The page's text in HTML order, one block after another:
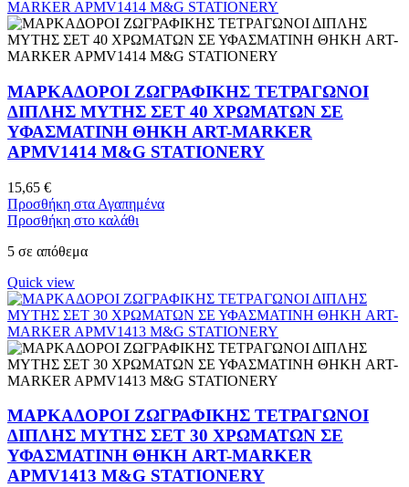
ΜΑΡΚΑΔΟΡΟΙ ΖΩΓΡΑΦΙΚΗΣ ΤΕΤΡΑΓΩΝΟΙ
ΔΙΠΛΗΣ ΜΥΤΗΣ ΣΕΤ 40 ΧΡΩΜΑΤΩΝ ΣΕ
ΥΦΑΣΜΑΤΙΝΗ ΘΗΚΗ ART-MARKER
APMV1414 M&G STATIONERY
15,65 €
Προσθήκη στα Αγαπημένα
Προσθήκη στο καλάθι
5 σε απόθεμα
Quick view
ΜΑΡΚΑΔΟΡΟΙ ΖΩΓΡΑΦΙΚΗΣ ΤΕΤΡΑΓΩΝΟΙ
ΔΙΠΛΗΣ ΜΥΤΗΣ ΣΕΤ 30 ΧΡΩΜΑΤΩΝ ΣΕ
ΥΦΑΣΜΑΤΙΝΗ ΘΗΚΗ ART-MARKER
APMV1413 M&G STATIONERY